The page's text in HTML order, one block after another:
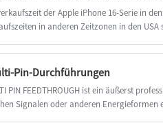
der Apple iPhone 16-Serie in
in anderen Zeitzonen in den USA
Pin-Durchführungen
PIN FEEDTHROUGH ist ein äußerst
Signalen oder anderen Energieformen